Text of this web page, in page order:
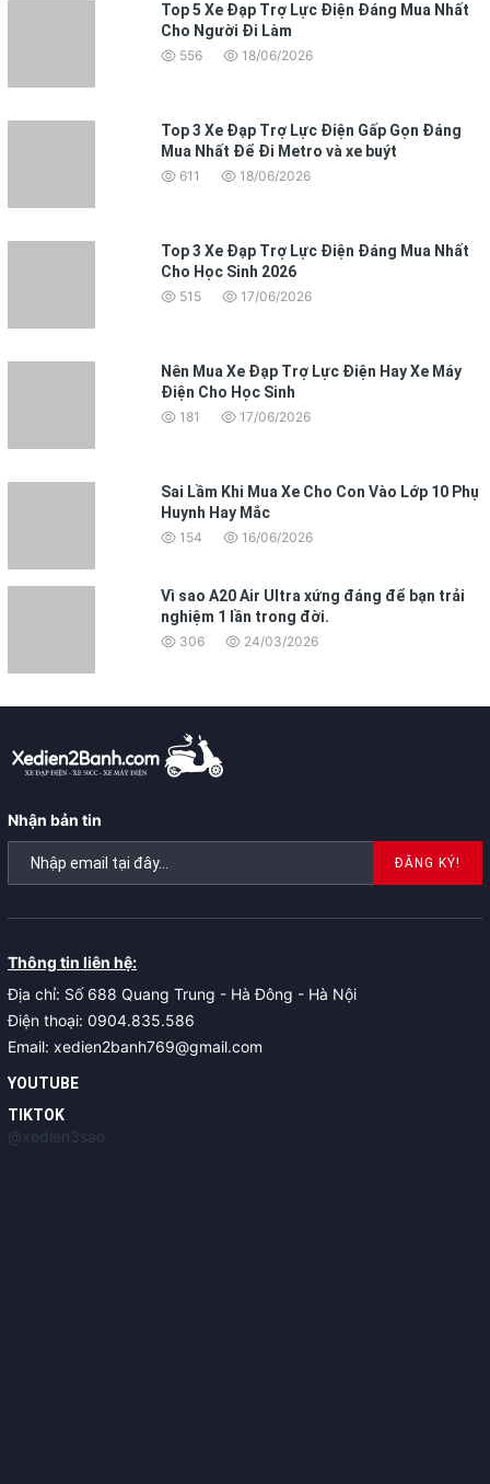
Top 5 Xe Đạp Trợ Lực Điện Đáng Mua Nhất
Cho Người Đi Làm
556 18/06/2026
Top 3 Xe Đạp Trợ Lực Điện Gấp Gọn Đáng
Mua Nhất Để Đi Metro và xe buýt
611 18/06/2026
Top 3 Xe Đạp Trợ Lực Điện Đáng Mua Nhất
Cho Học Sinh 2026
515 17/06/2026
Nên Mua Xe Đạp Trợ Lực Điện Hay Xe Máy
Điện Cho Học Sinh
181 17/06/2026
Sai Lầm Khi Mua Xe Cho Con Vào Lớp 10 Phụ
Huynh Hay Mắc
154 16/06/2026
Vì sao A20 Air Ultra xứng đáng để bạn trải
nghiệm 1 lần trong đời.
306 24/03/2026
Nhận bản tin
ĐĂNG KÝ!
Thông tin liên hệ:
Địa chỉ: Số 688 Quang Trung - Hà Đông - Hà Nội
Điện thoại: 0904.835.586
Email: xedien2banh769@gmail.com
YOUTUBE
TIKTOK
@xedien3sao